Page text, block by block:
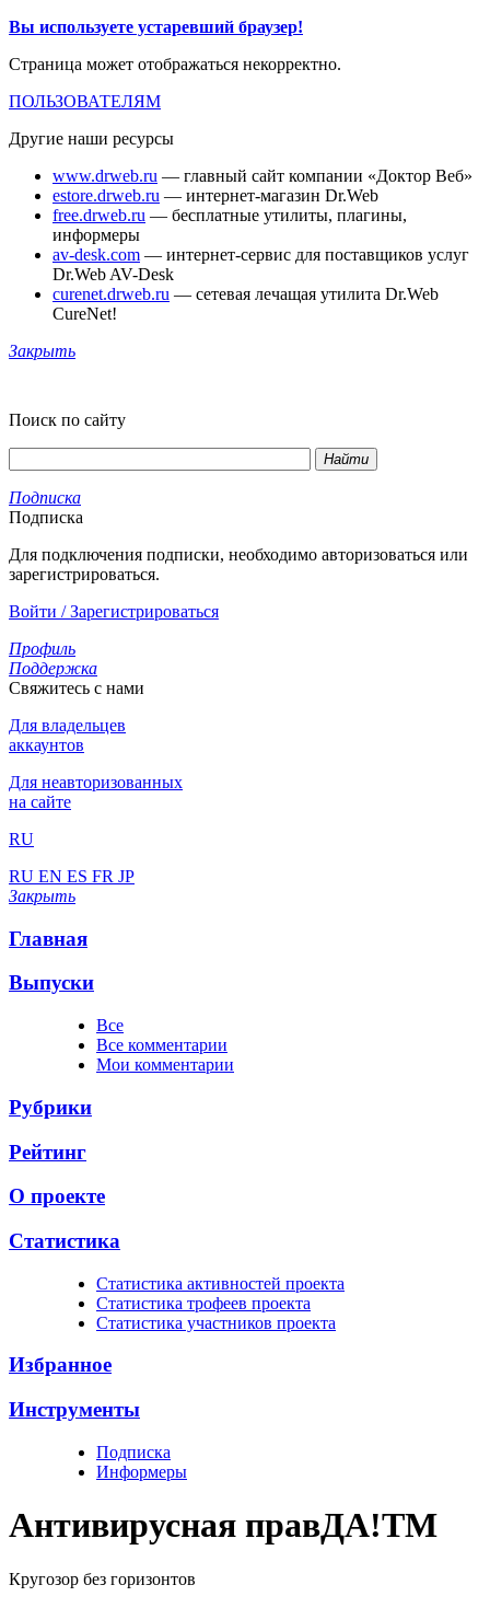
Вы используете устаревший браузер!
Страница может отображаться некорректно.
ПОЛЬЗОВАТЕЛЯМ
Другие наши ресурсы
www.drweb.ru — главный сайт компании «Доктор Веб»
estore.drweb.ru — интернет-магазин Dr.Web
free.drweb.ru — бесплатные утилиты, плагины,
информеры
av-desk.com — интернет-сервис для поставщиков услуг
Dr.Web AV-Desk
curenet.drweb.ru — сетевая лечащая утилита Dr.Web
CureNet!
Закрыть
Поиск по сайту
Найти
Подписка
Подписка
Для подключения подписки, необходимо авторизоваться или
зарегистрироваться.
Войти / Зарегистрироваться
Профиль
Поддержка
Свяжитесь с нами
Для владельцев
аккаунтов
Для неавторизованных
на сайте
RU
RU EN ES FR JP
Закрыть
Главная
Выпуски
Все
Все комментарии
Мои комментарии
Рубрики
Рейтинг
О проекте
Статистика
Cтатистика активностей проекта
Cтатистика трофеев проекта
Cтатистика участников проекта
Избранное
Инструменты
Подписка
Информеры
Антивирусная правДА!TM
Кругозор без горизонтов